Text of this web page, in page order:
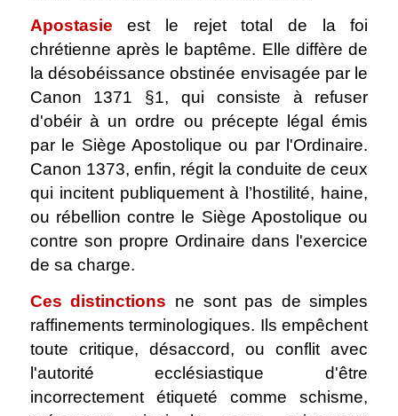
Apostasie est le rejet total de la foi
chrétienne après le baptême. Elle diffère de
la désobéissance obstinée envisagée par le
Canon 1371 §1, qui consiste à refuser
d'obéir à un ordre ou précepte légal émis
par le Siège Apostolique ou par l'Ordinaire.
Canon 1373, enfin, régit la conduite de ceux
qui incitent publiquement à l’hostilité, haine,
ou rébellion contre le Siège Apostolique ou
contre son propre Ordinaire dans l'exercice
de sa charge.
Ces distinctions ne sont pas de simples
raffinements terminologiques. Ils empêchent
toute critique, désaccord, ou conflit avec
l'autorité ecclésiastique d'être
incorrectement étiqueté comme schisme,